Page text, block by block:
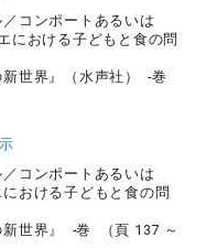
／コンポートあるいは
における子どもと食の問
世界』（水声社） -巻
／コンポートあるいは
おける子どもと食の問
世界』 -巻 （頁 137 ～